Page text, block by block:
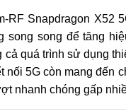
RF Snapdragon X52
song song để tăng
cả quá trình sử dụng
nối 5G còn mang đến
nhanh chóng gấp